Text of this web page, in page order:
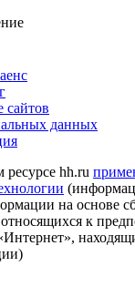
сайтов
данных
hh.ru
на основе
к